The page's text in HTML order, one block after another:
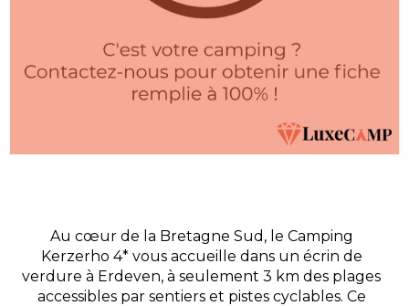
Au cœur de la Bretagne Sud, le Camping
Kerzerho 4* vous accueille dans un écrin de
verdure à Erdeven, à seulement 3 km des plages
accessibles par sentiers et pistes cyclables. Ce